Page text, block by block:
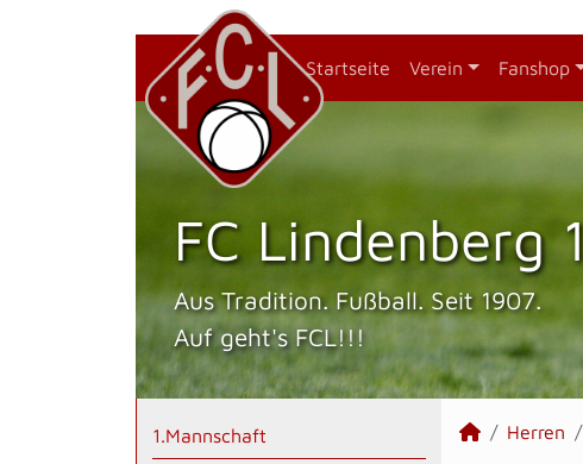
Startseite Verein Fanshop
FC Lindenberg
Aus Tradition. Fußball. Seit 1907.
Auf geht's FCL!!!
1.Mannschaft Herren